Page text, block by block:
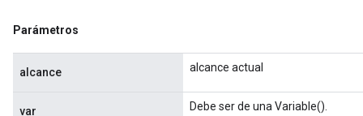
Parámetros
alcance alcance actual
var Debe ser de una Variable().